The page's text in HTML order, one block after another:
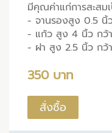
มีคุณค่าแก่การสะสม
- จานรองสูง 0.5 นิ้
- แก้ว สูง 4 นิ้ว กว้
- ฝา สูง 2.5 นิ้ว กว้
350 บาท
สั่งซื้อ